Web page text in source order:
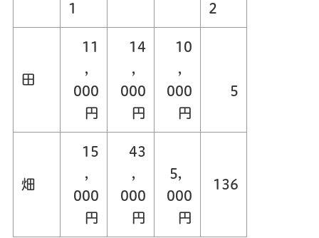
1
2
田
11
，
000
円
14
，
000
円
10
，
000
円
5
畑
15
，
000
円
43
，
000
円
5，
000
円
136